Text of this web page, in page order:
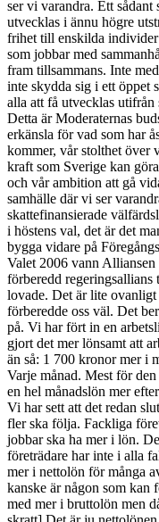
ser vi varandra. Ett
utvecklas i ännu högre
frihet till enskilda
som jobbar med
fram tillsammans. Inte
inte skydda sig i ett öppet
alla att få utvecklas
Detta är Moderaternas
erkänsla för vad som har
kommer, vår stolthet över
kraft som Sverige kan
och vår ambition att gå
samhälle där vi ser
skattefinansierade
i höstens val, det är det
bygga vidare på
Valet 2006 vann
förberedd
lovade. Det är lite
förberedde oss väl. Det
på. Vi har fört in en
gjort det mer lönsamt att
än så: 1 700 kronor mer i
Varje månad. Mest för
en hel månadslön mer
Vi har sett att det redan
fler ska följa. Fackliga
jobbar ska ha mer i lön.
företrädare har inte i alla
mer i nettolön för många
kanske är någon som kan
med mer i bruttolön men